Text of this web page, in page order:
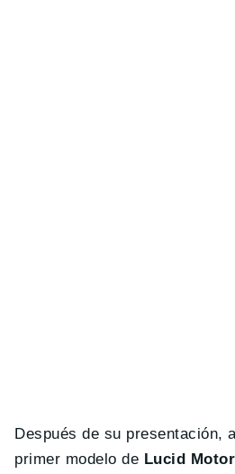
Después de su presentación,
primer modelo de Lucid